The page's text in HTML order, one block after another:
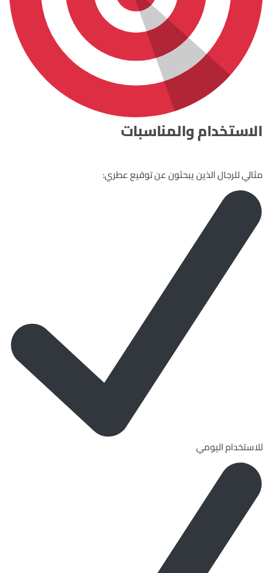
الاستخدام والمناسبات
مثالي للرجال الذين يبحثون عن توقيع عطري:
للاستخدام اليومي